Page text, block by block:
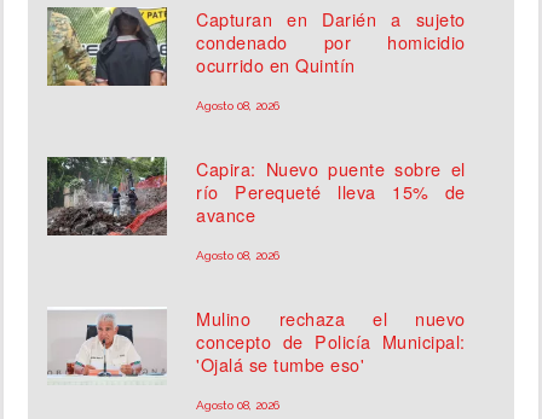
Capturan en Darién a sujeto
condenado por homicidio
ocurrido en Quintín
Agosto 08, 2026
Capira: Nuevo puente sobre el
río Perequeté lleva 15% de
avance
Agosto 08, 2026
Mulino rechaza el nuevo
concepto de Policía Municipal:
'Ojalá se tumbe eso'
Agosto 08, 2026